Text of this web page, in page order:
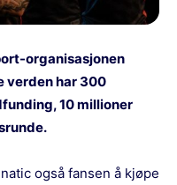
organisasjonen
verden har 300
10 millioner
også fansen å kjøpe